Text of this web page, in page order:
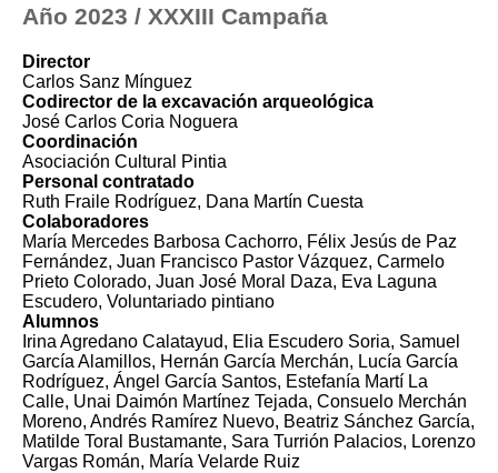
Año 2023 / XXXIII Campaña
Director
Carlos Sanz Mínguez
Codirector de la excavación arqueológica
José Carlos Coria Noguera
Coordinación
Asociación Cultural Pintia
Personal contratado
Ruth Fraile Rodríguez, Dana Martín Cuesta
Colaboradores
María Mercedes Barbosa Cachorro, Félix Jesús de Paz
Fernández, Juan Francisco Pastor Vázquez, Carmelo
Prieto Colorado, Juan José Moral Daza, Eva Laguna
Escudero, Voluntariado pintiano
Alumnos
Irina Agredano Calatayud, Elia Escudero Soria, Samuel
García Alamillos, Hernán García Merchán, Lucía García
Rodríguez, Ángel García Santos, Estefanía Martí La
Calle, Unai Daimón Martínez Tejada, Consuelo Merchán
Moreno, Andrés Ramírez Nuevo, Beatriz Sánchez García,
Matilde Toral Bustamante, Sara Turrión Palacios, Lorenzo
Vargas Román, María Velarde Ruiz